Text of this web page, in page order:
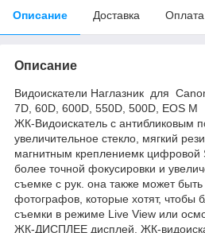
Описание Доставка Оплата
Описание
Видоискатели Наглазник для
7D, 60D, 600D, 550D, 500D, EOS
ЖК-Видоискатель с антибликовым
увеличительное стекло, мягкий
магнитным креплениемк цифровой
более точной фокусировки и
съемке с рук. она также может быть
фотографов, которые хотят, чтобы
съемки в режиме Live View или
ЖК-ДИСПЛЕЕ дисплей. ЖК-